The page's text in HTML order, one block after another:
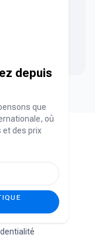
depuis
que
où
et des prix